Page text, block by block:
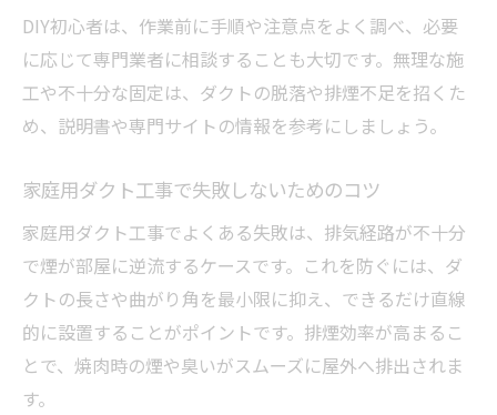
DIY初心者は、作業前に手順や注意点をよく調べ、必要
に応じて専門業者に相談することも大切です。無理な施
工や不十分な固定は、ダクトの脱落や排煙不足を招くた
め、説明書や専門サイトの情報を参考にしましょう。
家庭用ダクト工事で失敗しないためのコツ
家庭用ダクト工事でよくある失敗は、排気経路が不十分
で煙が部屋に逆流するケースです。これを防ぐには、ダ
クトの長さや曲がり角を最小限に抑え、できるだけ直線
的に設置することがポイントです。排煙効率が高まるこ
とで、焼肉時の煙や臭いがスムーズに屋外へ排出されま
す。